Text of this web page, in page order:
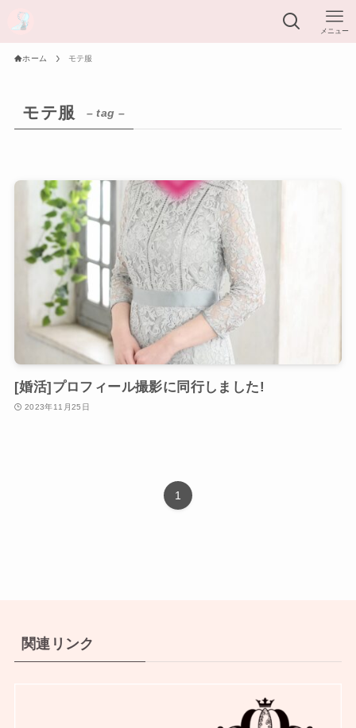
メニュー
ホーム モテ服
モテ服 – tag –
[婚活]プロフィール撮影に同行しました!
2023年11月25日
1
関連リンク